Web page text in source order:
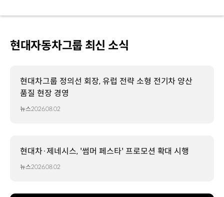
현대자동차그룹 최신 소식
현대차그룹 정의선 회장, 유럽 전략 소형 전기차 양산
품질 현장 경영
뉴스2026.08.02
현대차·제네시스, '썸머 페스타' 프로모션 확대 시행
뉴스2026.08.02